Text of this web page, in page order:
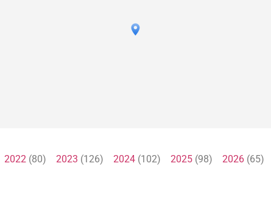
2022 (80) 2023 (126) 2024 (102) 2025 (98) 2026 (65)